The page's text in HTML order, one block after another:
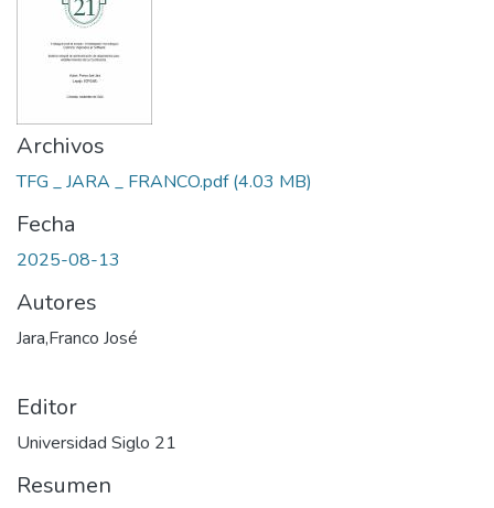
Archivos
TFG _ JARA _ FRANCO.pdf(4.03 MB)
Fecha
2025-08-13
Autores
Jara,Franco José
Editor
Universidad Siglo 21
Resumen